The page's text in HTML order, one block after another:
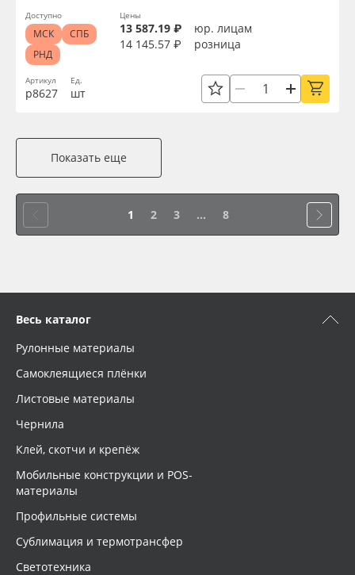
Артикул
р8627
Ед.
шт
Цены
13 587.19 ₽
юр. лицам
14 145.57 ₽
розница
Доступно
МСК
СПБ
РНД
Показать еще
1 2 3 ... 8
Весь каталог
Рулонные материалы
Самоклеящиеся плёнки
Листовые материалы
Чернила
Клей, скотчи и крепёж
Мобильные конструкции и POS-
материалы
Профильные системы
Сублимация и термотрансфер
Светотехника